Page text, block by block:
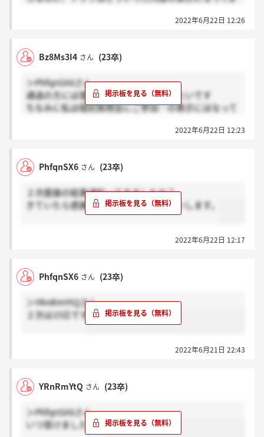
2022年6月22日 12:26
Bz8Ms3I4 さん (23卒)
＞PhfqnSX6さん
通過の方には電話で連絡がきているみたいです
ちなみに私は個別質問会にご参加…の表示にはなって
2022年6月22日 12:23
PhfqnSX6 さん (23卒)
２次面接の結果通知ってきましたか？
きていたら感謝、まだならホントお願いします。
2022年6月22日 12:17
PhfqnSX6 さん (23卒)
＞YRnRmYtQさん
２次は15日です
2022年6月21日 22:43
YRnRmYtQ さん (23卒)
＞PhfqnSX6さん
いつ受けましたか？